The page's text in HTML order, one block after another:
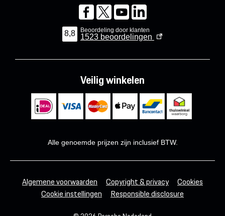
8,8 Beoordeling door klanten
1523 beoordelingen
Veilig winkelen
Alle genoemde prijzen zijn inclusief BTW.
Algemene voorwaarden Copyright & privacy
Cookies
Cookie instellingen
Responsible disclosure